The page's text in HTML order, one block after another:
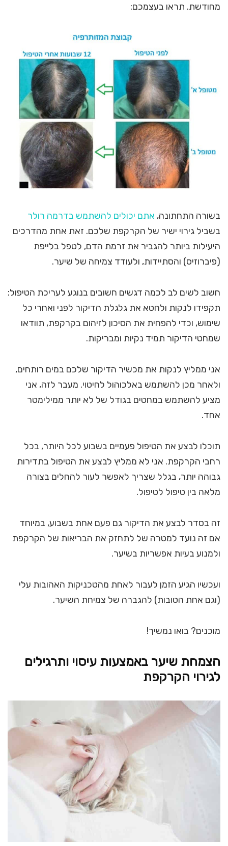
מחודשת. תראו בעצמכם:
בשורה התחתונה, אתם יכולים להשתמש בדרמה רולר
בשביל גירוי ישיר של הקרקפת שלכם. זאת אחת מהדרכים
היעילות ביותר להגביר את זרמת הדם, לטפל בלייפת
(פיברוזיס) והסתיידות, ולעודד צמיחה של שיער.
חשוב לשים לב לכמה דגשים חשובים בנוגע לעריכת הטיפול:
תקפידו לנקות ולחטא את גלגלת הדיקור לפני ואחרי כל
שימוש, וכדי להפחית את הסיכון לזיהום בקרקפת, תוודאו
שמחטי הדיקור תמיד נקיות ומבריקות.
אני ממליץ לנקות את מכשיר הדיקור שלכם במים רותחים,
ולאחר מכן להשתמש באלכוהול לחיטוי. מעבר לזה, אני
מציע להשתמש במחטים בגודל של לא יותר ממילימטר
אחד.
תוכלו לבצע את הטיפול פעמיים בשבוע לכל היותר, בכל
רחבי הקרקפת. אני לא ממליץ לבצע את הטיפול בתדירות
גבוהה יותר, בגלל שצריך לאפשר לעור להחלים בצורה
מלאה בין טיפול לטיפול.
זה בסדר לבצע את הדיקור גם פעם אחת בשבוע, במיוחד
אם זה נועד למטרה של לתחזק את הבריאות של הקרקפת
ולמנוע בעיות אפשריות בשיער.
ועכשיו הגיע הזמן לעבור לאחת מהטכניקות האהובות עלי
(וגם אחת הטובות) להגברה של צמיחת השיער.
מוכנים? בואו נמשיך!
הצמחת שיער באמצעות עיסוי ותרגילים
לגירוי הקרקפת